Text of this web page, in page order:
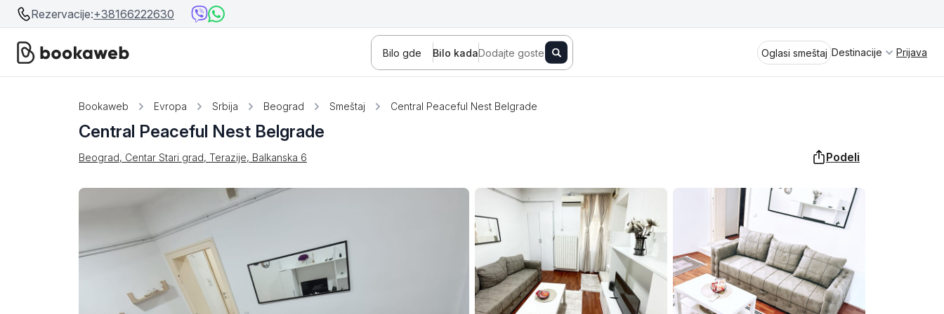
Rezervacije:+38166222630
Bilo gde Bilo kadaDodajte goste Oglasi smeštaj Destinacije
Bosna i Hercegovina
Crna Gora
Srbija
Beograd
Sokobanja Fruška gora
Stara planina Banja Vrujci Perućac
Prolom Banja Kragujevac Golubac Kladovo
Užice Bajina Bašta Jagodina Aranđelovac
Spremite se za virtuelno putovanje
kroz jednu od najlepših zemalja
Evrope i sveta. Uživaćete u prikazima
planinskih masiva poput Tare i Šar-
planine, ali i u ravničarskim predelima
prostrane Vojvodine. Istraživanje
tradicije i kulturnog dobra Srbije
otkriće vam pravu narav srpskog
Prijava
Bookaweb Evropa Srbija Beograd Smeštaj Central Peaceful Nest Belgrade
Central Peaceful Nest Belgrade
Beograd, Centar Stari grad, Terazije, Balkanska 6 Podeli